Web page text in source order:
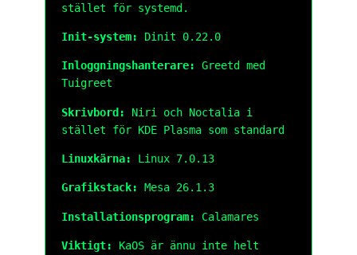
stället för systemd.
Init-system: Dinit 0.22.0
Inloggningshanterare:
Greetd med
Tuigreet
Skrivbord:
Niri och Noctalia i
stället för KDE Plasma som standard
Linuxkärna: Linux 7.0.13
Grafikstack: Mesa 26.1.3
Installationsprogram: Calamares
Viktigt:
KaOS är ännu inte helt